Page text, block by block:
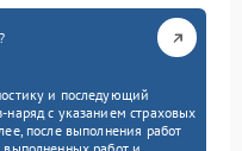
и последующий
наряд с указанием страховых
после выполнения работ